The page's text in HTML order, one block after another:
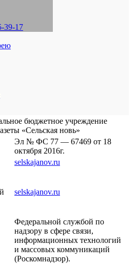
бюджетное учреждение
«Сельская новь»
Эл № ФС 77 — 67469 от 18
октября 2016г.
selskajanov.ru
selskajanov.ru
Федеральной службой по
надзору в сфере связи,
информационных технологий
и массовых коммуникаций
(Роскомнадзор).